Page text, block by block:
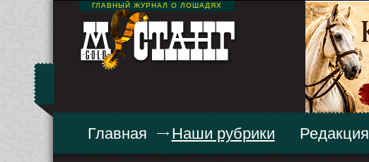
ГЛАВНЫЙ ЖУРНАЛ О ЛОШАДЯХ
Главная Наши рубрики Редакция